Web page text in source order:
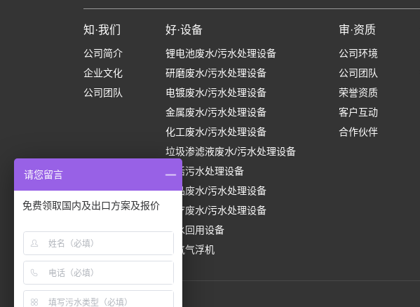
知·我们
公司简介
企业文化
公司团队
好·设备
锂电池废水/污水处理设备
研磨废水/污水处理设备
电镀废水/污水处理设备
金属废水/污水处理设备
化工废水/污水处理设备
垃圾渗滤液废水/污水处理设备
生活污水处理设备
食品废水/污水处理设备
医疗废水/污水处理设备
中水回用设备
溶气气浮机
审·资质
公司环境
公司团队
荣誉资质
客户互动
合作伙伴
请您留言
免费领取国内及出口方案及报价